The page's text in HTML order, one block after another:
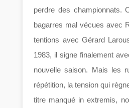
perdre des championnats.
bagarres mal vécues avec
tentions avec Gérard
1983, il signe finalement
nouvelle saison. Mais les
répétition, la tension qui
titre manqué in extremis,